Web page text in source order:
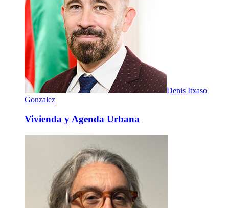
Denis Itxaso
Gonzalez
Vivienda y Agenda Urbana